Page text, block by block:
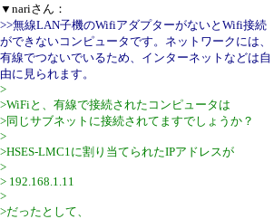
▼nariさん：
>>無線LAN子機のWifiアダプターがないとWifi接続
ができないコンピュータです。ネットワークには、
有線でつないでいるため、インターネットなどは自
由に見られます。
>
>WiFiと、有線で接続されたコンピュータは
>同じサブネットに接続されてますでしょうか？
>
>HSES-LMC1に割り当てられたIPアドレスが
>
> 192.168.1.11
>
>だったとして、